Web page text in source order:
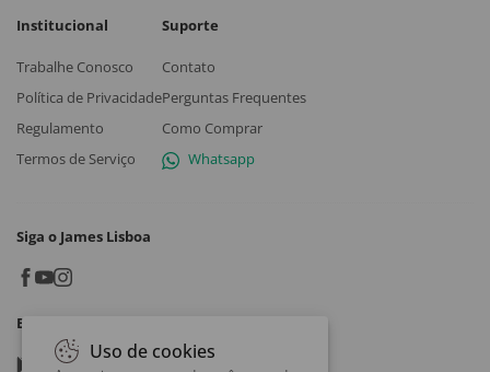
Institucional
Trabalhe Conosco
Política de Privacidade
Regulamento
Termos de Serviço
Suporte
Contato
Perguntas Frequentes
Como Comprar
Whatsapp
Siga o James Lisboa
Baixe o App
Google play
Uso de cookies